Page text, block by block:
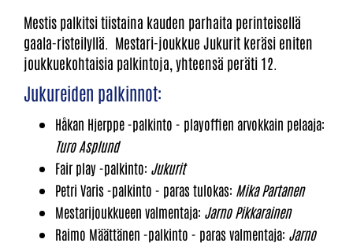
Mestis palkitsi tiistaina kauden parhaita perinteisellä
gaala-risteilyllä. Mestari-joukkue Jukurit keräsi eniten
joukkuekohtaisia palkintoja, yhteensä peräti 12.
Jukureiden palkinnot:
Håkan Hjerppe -palkinto - playoffien arvokkain pelaaja:
Turo Asplund
Fair play -palkinto: Jukurit
Petri Varis -palkinto - paras tulokas: Mika Partanen
Mestarijoukkueen valmentaja: Jarno Pikkarainen
Raimo Määttänen -palkinto - paras valmentaja: Jarno